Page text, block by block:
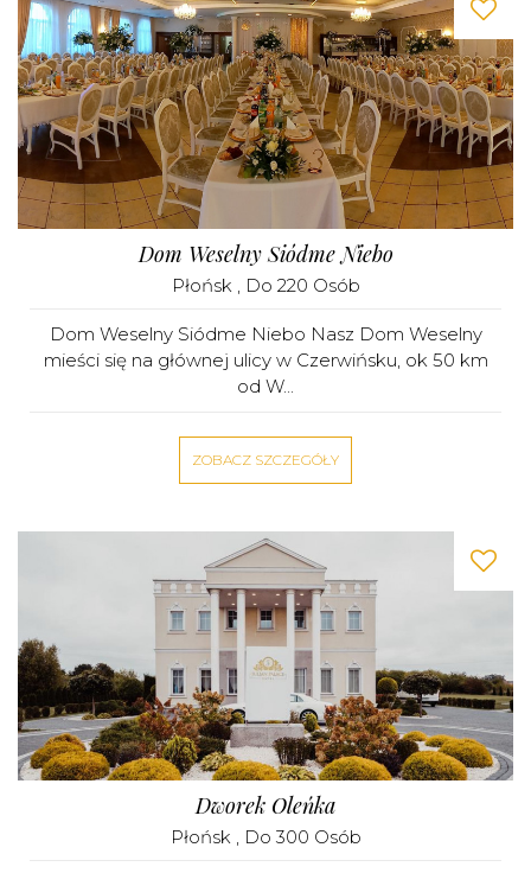
Dom Weselny Siódme Niebo
Płońsk , Do 220 Osób
Dom Weselny Siódme Niebo Nasz Dom Weselny
mieści się na głównej ulicy w Czerwińsku, ok 50 km
od W...
ZOBACZ SZCZEGÓŁY
Dworek Oleńka
Płońsk , Do 300 Osób